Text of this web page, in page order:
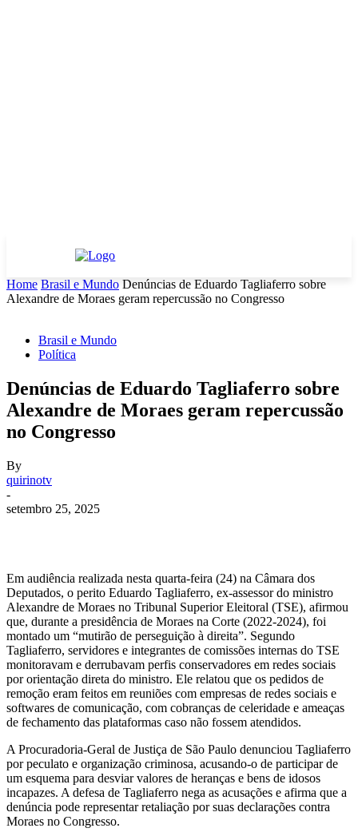
Home Brasil e Mundo Denúncias de Eduardo Tagliaferro sobre
Alexandre de Moraes geram repercussão no Congresso
Brasil e Mundo
Política
Denúncias de Eduardo Tagliaferro sobre
Alexandre de Moraes geram repercussão
no Congresso
By
quirinotv
-
setembro 25, 2025
Em audiência realizada nesta quarta-feira (24) na Câmara dos
Deputados, o perito Eduardo Tagliaferro, ex-assessor do ministro
Alexandre de Moraes no Tribunal Superior Eleitoral (TSE), afirmou
que, durante a presidência de Moraes na Corte (2022-2024), foi
montado um “mutirão de perseguição à direita”. Segundo
Tagliaferro, servidores e integrantes de comissões internas do TSE
monitoravam e derrubavam perfis conservadores em redes sociais
por orientação direta do ministro. Ele relatou que os pedidos de
remoção eram feitos em reuniões com empresas de redes sociais e
softwares de comunicação, com cobranças de celeridade e ameaças
de fechamento das plataformas caso não fossem atendidos.
A Procuradoria-Geral de Justiça de São Paulo denunciou Tagliaferro
por peculato e organização criminosa, acusando-o de participar de
um esquema para desviar valores de heranças e bens de idosos
incapazes. A defesa de Tagliaferro nega as acusações e afirma que a
denúncia pode representar retaliação por suas declarações contra
Moraes no Congresso.